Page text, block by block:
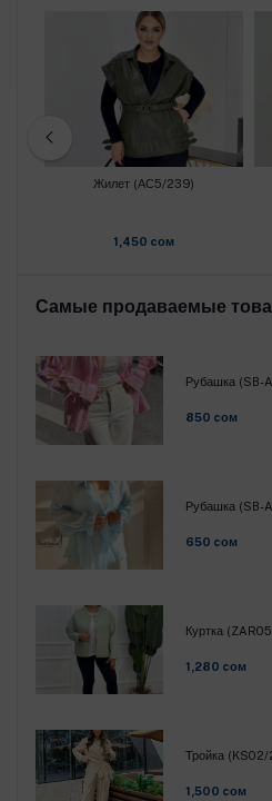
Жилет (АС5/239)
1,450 cом
Самые продаваемые
Рубашка (SB-
850 cом
Рубашка (SB-
650 cом
Куртка
1,280 cом
Тройка (KS02/
1,500 cом